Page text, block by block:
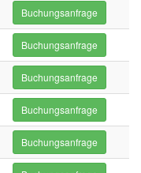
Buchungsanfrage
Buchungsanfrage
Buchungsanfrage
Buchungsanfrage
Buchungsanfrage